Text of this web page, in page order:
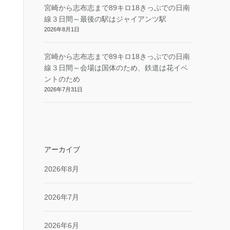
宮崎から志布志まで89キロ18きっぷでの日南
線３日間～最後の駅はジャイアンツ駅
2026年8月1日
宮崎から志布志まで89キロ18きっぷでの日南
線３日間～会場は国体のため、鉄道は花イベ
ントのため
2026年7月31日
アーカイブ
2026年8月
2026年7月
2026年6月